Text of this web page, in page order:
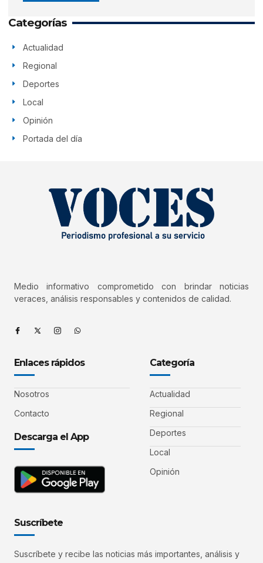
Categorías
Actualidad
Regional
Deportes
Local
Opinión
Portada del día
Medio informativo comprometido con brindar noticias
veraces, análisis responsables y contenidos de calidad.
Enlaces rápidos
Nosotros
Contacto
Descarga el App
Categoría
Actualidad
Regional
Deportes
Local
Opinión
Suscríbete
Suscríbete y recibe las noticias más importantes, análisis y